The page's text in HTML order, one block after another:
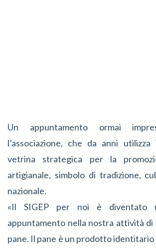
Un appuntamento ormai
l’associazione, che da anni utilizza
vetrina strategica per la
artigianale, simbolo di tradizione,
nazionale.
«Il SIGEP per noi è diventato
appuntamento nella nostra attività di
pane. Il pane è un prodotto